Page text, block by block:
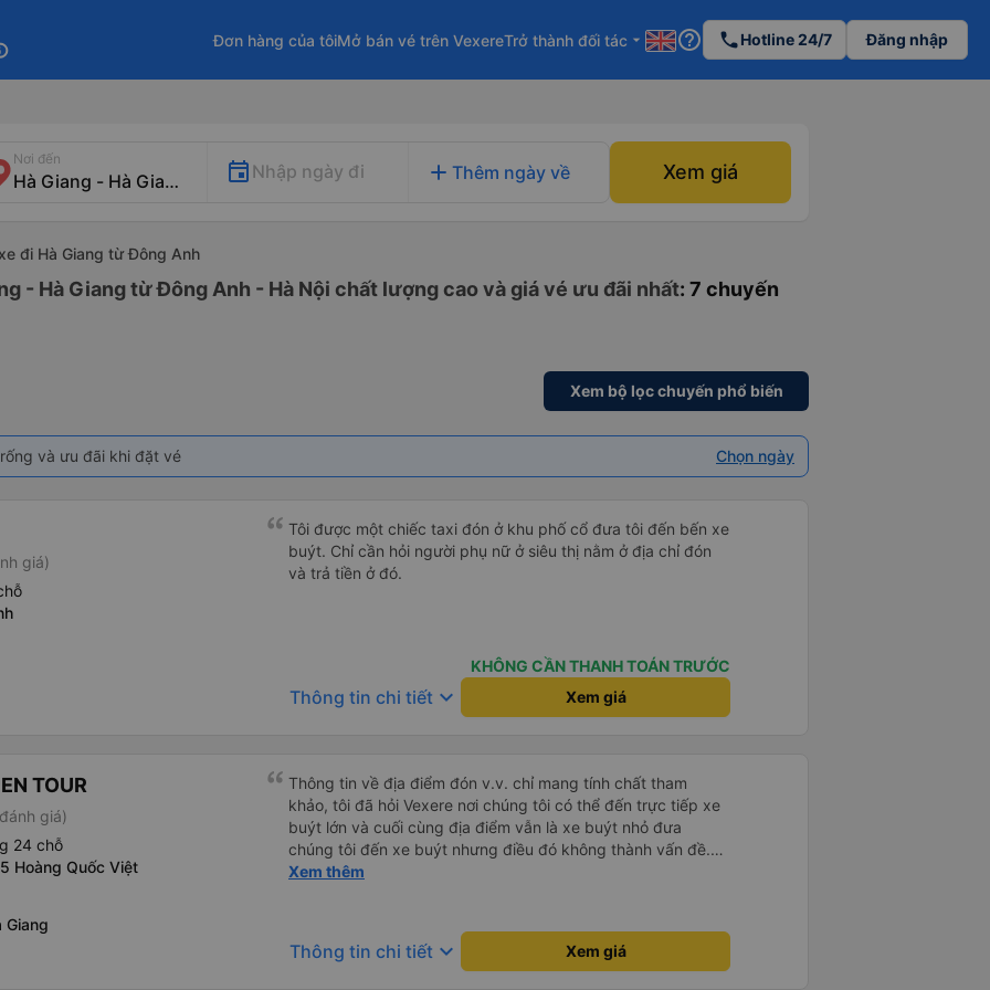
Đơn hàng của tôiMở bán vé trên VexereTrở thành đối tác arrow_drop_down help_outline phoneHotline 24/7 Đăng nhập
Nơi đến
Nhập ngày đi add Thêm ngày về Xem giá
xe đi Hà Giang từ Đông Anh
- Hà Giang từ Đông Anh - Hà Nội chất lượng cao và giá vé ưu đãi nhất: 7 chuyến
Xem bộ lọc chuyến phổ biến
và ưu đãi khi đặt vé Chọn ngày
giá)
Tôi được một chiếc taxi đón ở khu phố cổ đưa tôi đến bến xe
buýt. Chỉ cần hỏi người phụ nữ ở siêu thị nằm ở địa chỉ đón
và trả tiền ở đó.
KHÔNG CẦN THANH TOÁN TRƯỚC
Thông tin chi tiết keyboard_arrow_down Xem giá
TOUR
giá)
24 chỗ
Hoàng Quốc Việt
Giang
Thông tin về địa điểm đón v.v. chỉ mang tính chất tham
khảo, tôi đã hỏi Vexere nơi chúng tôi có thể đến trực tiếp xe
buýt lớn và cuối cùng địa điểm vẫn là xe buýt nhỏ đưa
chúng tôi đến xe buýt nhưng điều đó không thành vấn đề.
Chúng tôi khởi hành đúng giờ từ Hà Nội nhưng đã nghỉ rất
buýt nên hãy cân nhắc nhưng bạn sẽ nghỉ 30 phút hai lần ở
khu vực đường cao tốc (3 nghìn đồng để sử dụng phòng
Xem thêm
Thông tin chi tiết keyboard_arrow_down Xem giá